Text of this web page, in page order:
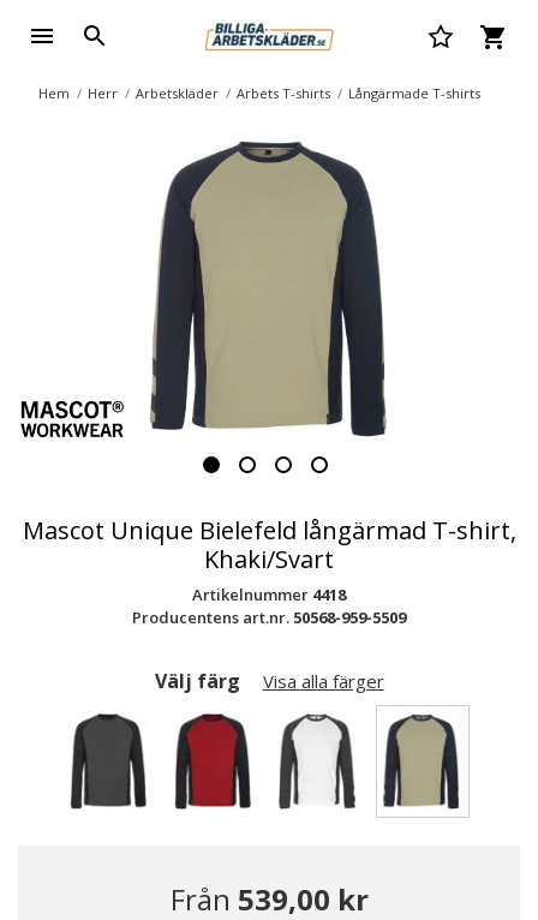
Hem Herr Arbetskläder Arbets T-shirts Långärmade T-shirts
Mascot Unique Bielefeld långärmad T-shirt,
Khaki/Svart
Artikelnummer 4418
Producentens art.nr. 50568-959-5509
Välj färg Visa alla färger
Från 539,00 kr